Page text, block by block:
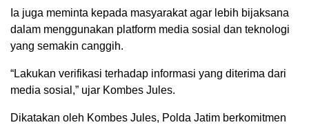
Ia juga meminta kepada masyarakat agar lebih bijaksana
dalam menggunakan platform media sosial dan teknologi
yang semakin canggih.
“Lakukan verifikasi terhadap informasi yang diterima dari
media sosial,” ujar Kombes Jules.
Dikatakan oleh Kombes Jules, Polda Jatim berkomitmen